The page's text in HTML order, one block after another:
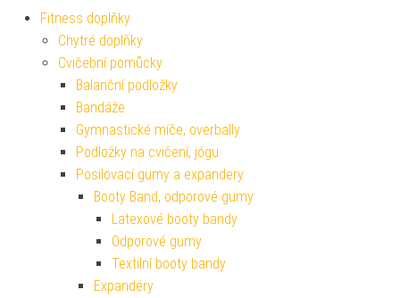
Fitness doplňky
Chytré doplňky
Cvičební pomůcky
Balanční podložky
Bandáže
Gymnastické míče, overbally
Podložky na cvičení, jógu
Posilovací gumy a expandery
Booty Band, odporové gumy
Latexové booty bandy
Odporové gumy
Textilní booty bandy
Expandéry